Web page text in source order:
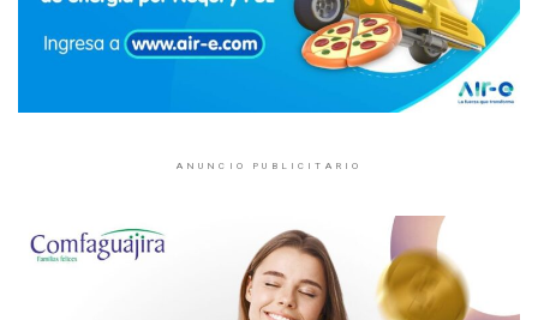
ANUNCIO PUBLICITARIO